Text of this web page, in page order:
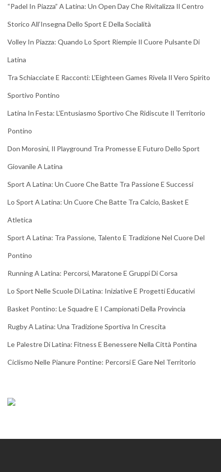
“Padel In Piazza” A Latina: Un Open Day Che Rivitalizza Il Centro
Storico All’Insegna Dello Sport E Della Socialità
Volley In Piazza: Quando Lo Sport Riempie Il Cuore Pulsante Di
Latina
Tra Schiacciate E Racconti: L’Eighteen Games Rivela Il Vero Spirito
Sportivo Pontino
Latina In Festa: L’Entusiasmo Sportivo Che Ridiscute Il Territorio
Pontino
Don Morosini, Il Playground Tra Promesse E Futuro Dello Sport
Giovanile A Latina
Sport A Latina: Un Cuore Che Batte Tra Passione E Successi
Lo Sport A Latina: Un Cuore Che Batte Tra Calcio, Basket E
Atletica
Sport A Latina: Tra Passione, Talento E Tradizione Nel Cuore Del
Pontino
Running A Latina: Percorsi, Maratone E Gruppi Di Corsa
Lo Sport Nelle Scuole Di Latina: Iniziative E Progetti Educativi
Basket Pontino: Le Squadre E I Campionati Della Provincia
Rugby A Latina: Una Tradizione Sportiva In Crescita
Le Palestre Di Latina: Fitness E Benessere Nella Città Pontina
Ciclismo Nelle Pianure Pontine: Percorsi E Gare Nel Territorio